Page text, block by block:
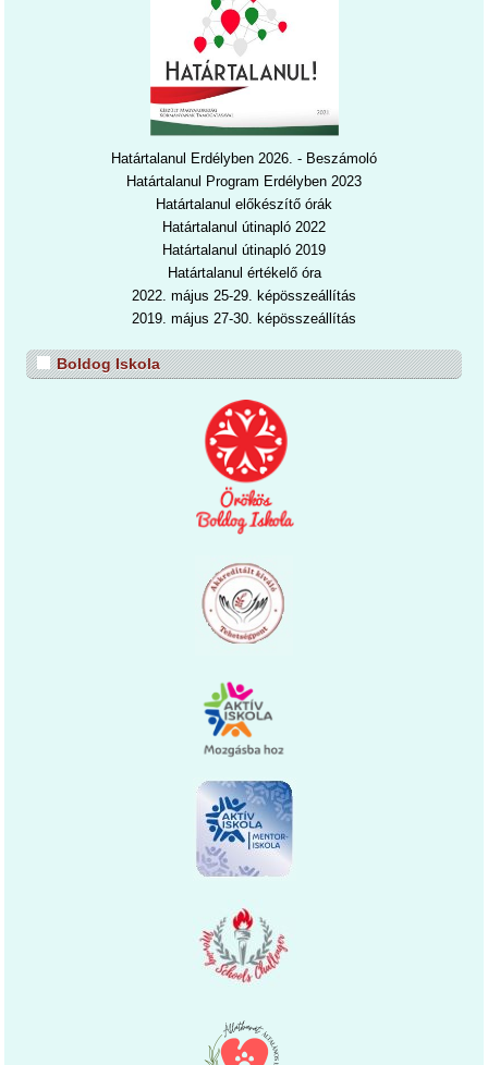
Határtalanul Erdélyben 2026. - Beszámoló
Határtalanul Program Erdélyben 2023
Határtalanul előkészítő órák
Határtalanul útinapló 2022
Határtalanul útinapl ó 2019
Határtalanul értékelő óra
2022. május 25-29. képösszeállítás
2019. május 27-30. képösszeállítás
Boldog Iskola